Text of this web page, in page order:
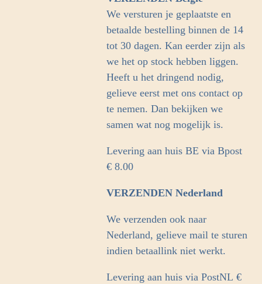
m
We versturen je geplaatste en
betaalde bestelling binnen de 14
tot 30 dagen. Kan eerder zijn als
we het op stock hebben liggen.
Heeft u het dringend nodig,
gelieve eerst met ons contact op
te nemen. Dan bekijken we
samen wat nog mogelijk is.
Levering aan huis BE via Bpost
€ 8.00
VERZENDEN Nederland
We verzenden ook naar
Nederland, gelieve mail te sturen
indien betaallink niet werkt.
Levering aan huis via PostNL €